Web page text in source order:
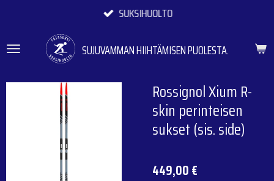
SUJUVAMMAN HIIHTÄMISEN PUOLESTA.
SUKSIHUOLTO
Rossignol Xium R-
skin perinteisen
sukset (sis. side)
449,00 €